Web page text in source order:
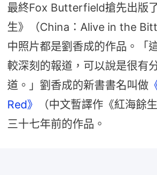
最終Fox Butterfield搶先出版
生》（China：Alive in the
中照片都是劉香成的作品。「
較深刻的報道，可以說是很有
道。」劉香成的新書書名叫做
Red》
（中文暫譯作《紅海餘
三十七年前的作品。